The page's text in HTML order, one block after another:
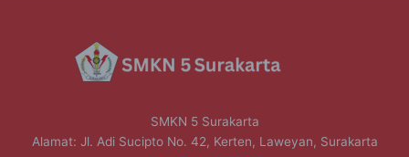
SMKN 5 Surakarta
Alamat: Jl. Adi Sucipto No. 42, Kerten, Laweyan, Surakarta